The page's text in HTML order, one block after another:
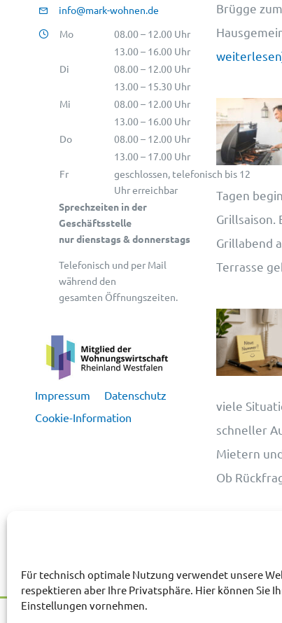
Für technisch optimale Nutzung verwendet unsere
respektieren aber Ihre Privatsphäre. Hier können Sie
Einstellungen vornehmen.
info@mark-wohnen.de
Mo
08.00 – 12.00 Uhr
13.00 – 16.00 Uhr
Di
08.00 – 12.00 Uhr
13.00 – 15.30 Uhr
Mi
08.00 – 12.00 Uhr
13.00 – 16.00 Uhr
Do
08.00 – 12.00 Uhr
13.00 – 17.00 Uhr
Fr
geschlossen, telefonisch bis 12
Uhr erreichbar
Sprechzeiten in der
Geschäftsstelle
nur dienstags & donnerstags
Telefonisch und per Mail
während den
gesamten Öffnungszeiten.
Impressum
Datenschutz
Cookie-Information
Brügge
Tagen
Grillsaison.
Grillabend
Terrasse
viele
schneller
Mietern
Ob